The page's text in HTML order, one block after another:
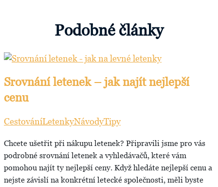
Podobné články
Srovnání letenek – jak najít nejlepší
cenu
CestováníLetenkyNávodyTipy
Chcete ušetřit při nákupu letenek? Připravili jsme pro vás
podrobné srovnání letenek a vyhledávačů, které vám
pomohou najít ty nejlepší ceny. Když hledáte nejlepší cenu a
nejste závislí na konkrétní letecké společnosti, měli byste